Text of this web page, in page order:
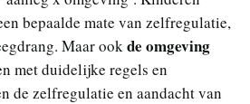
bepaalde mate van zelfregulatie,
Maar ook de omgeving
met duidelijke regels en
de zelfregulatie en aandacht van